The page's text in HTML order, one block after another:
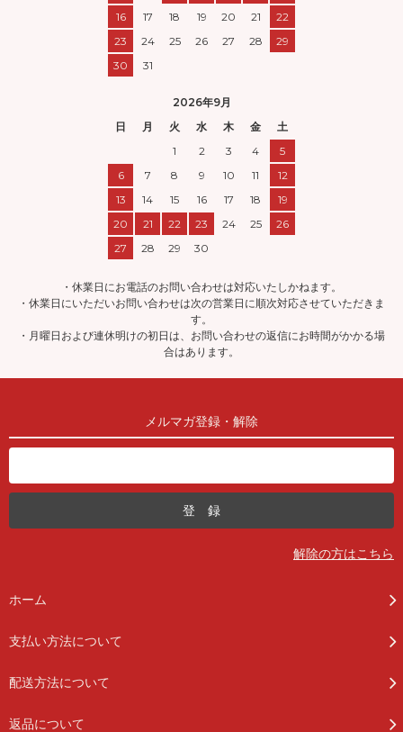
16
17 18 19 20 21
22
23
24 25 26 27 28
29
30
31
2026年9月
日
月 火 水 木 金
土
1
2 3 4
5
6
7 8 9 10 11
12
13
14 15 16 17 18
19
20
21 22 23 24 25
26
27
28 29 30
・休業日にお電話のお問い合わせは対応いたしかねます。
・休業日にいただいお問い合わせは次の営業日に順次対応させていただきま
す。
・月曜日および連休明けの初日は、お問い合わせの返信にお時間がかかる場
合はあります。
メルマガ登録・解除
解除の方はこちら
ホーム
支払い方法について
配送方法について
返品について